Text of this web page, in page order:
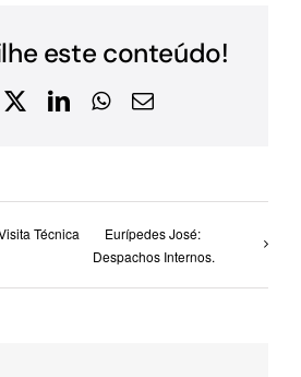
este conteúdo!
X LinkedInWhatsApp
E-
Técnica
Eurípedes José:
Despachos Internos.